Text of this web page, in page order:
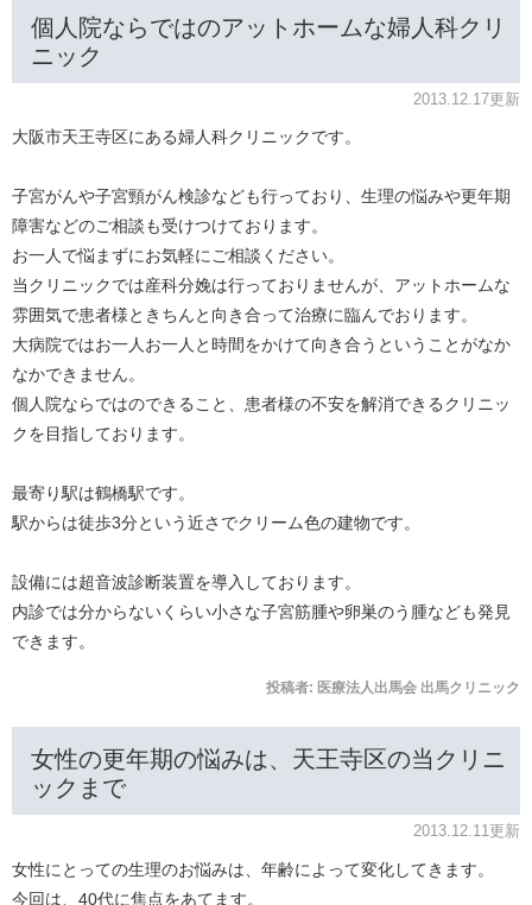
個人院ならではのアットホームな婦人科クリ
ニック
2013.12.17更新
大阪市天王寺区にある婦人科クリニックです。
子宮がんや子宮頸がん検診なども行っており、生理の悩みや更年期
障害などのご相談も受けつけております。
お一人で悩まずにお気軽にご相談ください。
当クリニックでは産科分娩は行っておりませんが、アットホームな
雰囲気で患者様ときちんと向き合って治療に臨んでおります。
大病院ではお一人お一人と時間をかけて向き合うということがなか
なかできません。
個人院ならではのできること、患者様の不安を解消できるクリニッ
クを目指しております。
最寄り駅は鶴橋駅です。
駅からは徒歩3分という近さでクリーム色の建物です。
設備には超音波診断装置を導入しております。
内診では分からないくらい小さな子宮筋腫や卵巣のう腫なども発見
できます。
投稿者: 医療法人出馬会 出馬クリニック
女性の更年期の悩みは、天王寺区の当クリニ
ックまで
2013.12.11更新
女性にとっての生理のお悩みは、年齢によって変化してきます。
今回は、40代に焦点をあてます。